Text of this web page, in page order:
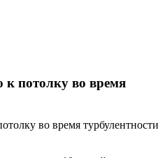
к потолку во время